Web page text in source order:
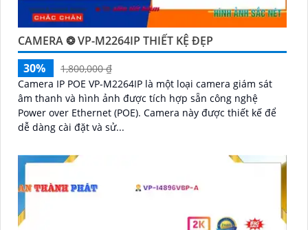
CAMERA ❂ VP-M2264IP THIẾT KỆ ĐẸP
30%
1,800,000 ₫
Camera IP POE VP-M2264IP là một loại camera giám sát
âm thanh và hình ảnh được tích hợp sẵn công nghệ
Power over Ethernet (POE). Camera này được thiết kế để
dễ dàng cài đặt và sử...